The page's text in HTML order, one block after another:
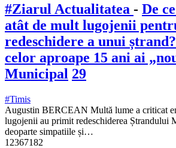
#Ziarul Actualitatea - De
atât de mult lugojenii
redeschidere a unui
celor aproape 15 ani ai
Municipal 29
#Timis
Augustin BERCEAN Multă lume a criticat
lugojenii au primit redeschiderea Ștrandului
deoparte simpatiile și…
12367182